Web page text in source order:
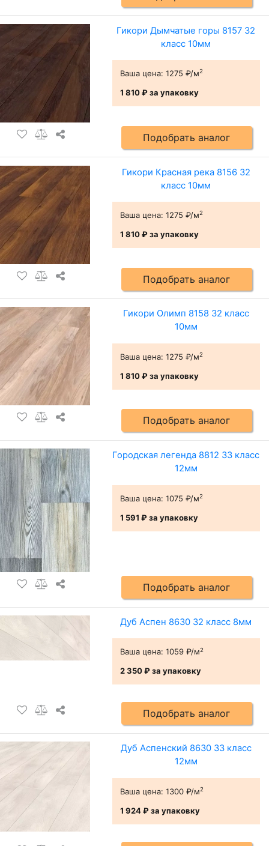
Гикори Дымчатые горы 8157 32
класс 10мм
Ваша цена: 1275 ₽/м2
1 810 ₽за упаковку
Подобрать аналог
Гикори Красная река 8156 32
класс 10мм
Ваша цена: 1275 ₽/м2
1 810 ₽за упаковку
Подобрать аналог
Гикори Олимп 8158 32 класс
10мм
Ваша цена: 1275 ₽/м2
1 810 ₽за упаковку
Подобрать аналог
Городская легенда 8812 33 класс
12мм
Ваша цена: 1075 ₽/м2
1 591 ₽за упаковку
Подобрать аналог
Дуб Аспен 8630 32 класс 8мм
Ваша цена: 1059 ₽/м2
2 350 ₽за упаковку
Подобрать аналог
Дуб Аспенский 8630 33 класс
12мм
Ваша цена: 1300 ₽/м2
1 924 ₽за упаковку